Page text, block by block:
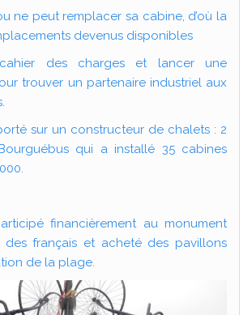
ne peut remplacer sa cabine, d’où la
devenus disponibles
des charges et lancer une
trouver un partenaire industriel aux
sur un constructeur de chalets : 2
qui a installé 35 cabines
financièrement au monument
français et acheté des pavillons
de la plage.